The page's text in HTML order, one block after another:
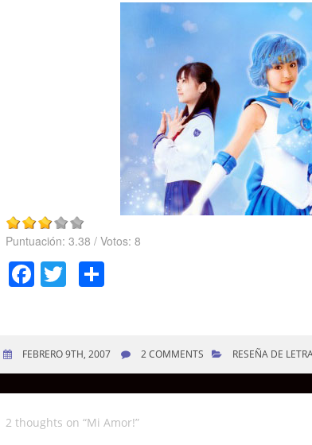
Puntuación: 3.38 / Votos: 8
Facebook
Twitter
FEBRERO 9TH, 2007 2 COMMENTS RESEÑA DE
2 thoughts on “Mi Amor!”